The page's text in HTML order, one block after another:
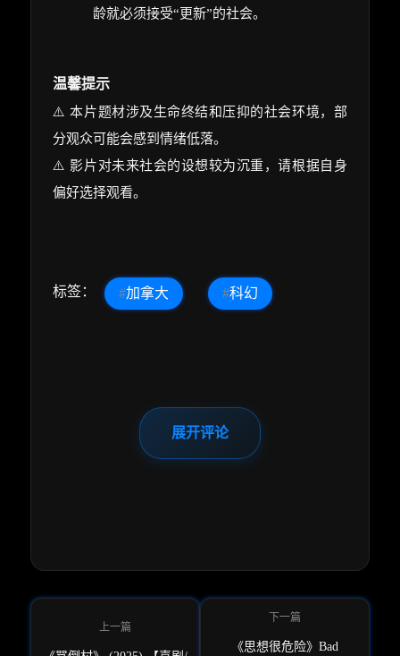
龄就必须接受“更新”的社会。
温馨提示
⚠️ 本片题材涉及生命终结和压抑的社会环境，部
分观众可能会感到情绪低落。
⚠️ 影片对未来社会的设想较为沉重，请根据自身
偏好选择观看。
标签： #加拿大 #科幻
展开评论
《思想很危险》Bad